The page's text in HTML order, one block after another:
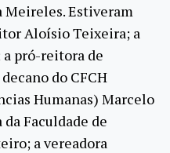
Meireles. Estiveram
Aloísio Teixeira; a
pró-reitora de
do CFCH
Humanas) Marcelo
Faculdade de
a vereadora